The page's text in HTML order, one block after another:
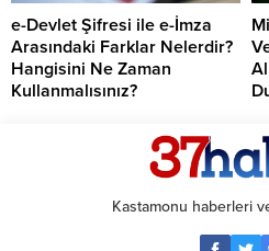
e-Devlet Şifresi ile e-İmza
Arasındaki Farklar Nelerdir?
Hangisini Ne Zaman
Kullanmalısınız?
Kastamonu haberleri